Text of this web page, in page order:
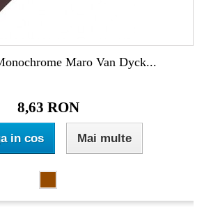
Maro Van Dyck...
8,63 RON
in cos Mai multe